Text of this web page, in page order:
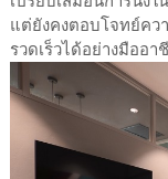
แต่ยังคงตอบโจทย์คว
รวดเร็วได้อย่างมืออ